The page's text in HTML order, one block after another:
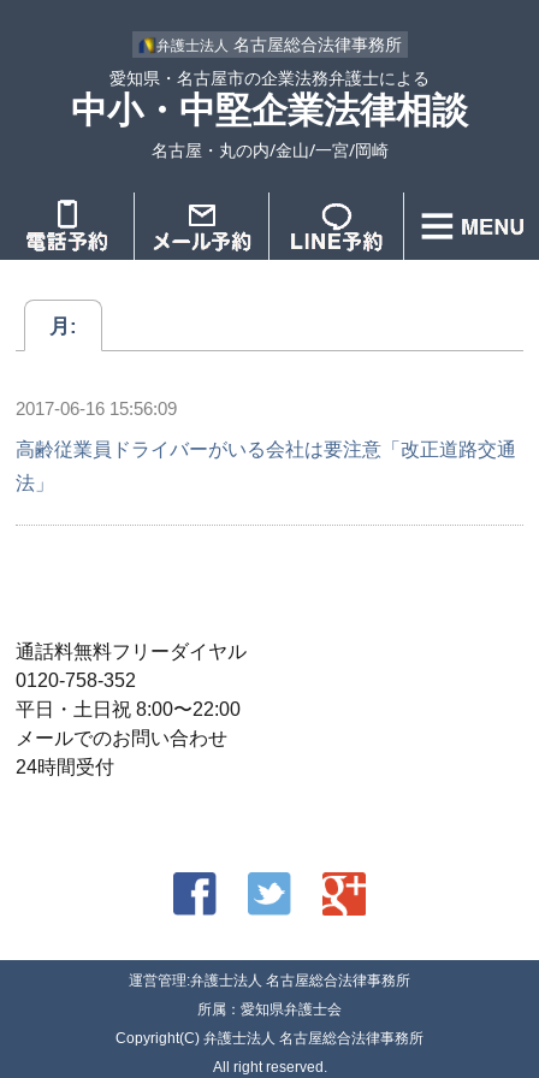
弁護士法人 名古屋総合法律事務所
愛知県・名古屋市の企業法務弁護士による
中小・中堅企業法律相談
名古屋・丸の内/金山/一宮/岡崎
月:
2017-06-16 15:56:09
高齢従業員ドライバーがいる会社は要注意「改正道路交通
法」
通話料無料フリーダイヤル
0120-758-352
平日・土日祝 8:00〜22:00
メールでのお問い合わせ
24時間受付
運営管理:弁護士法人 名古屋総合法律事務所
所属：愛知県弁護士会
Copyright(C) 弁護士法人 名古屋総合法律事務所
All right reserved.